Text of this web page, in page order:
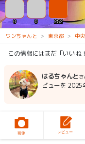
0 0 252
ワンちゃんと 東京都 中
この情報にはまだ「いいね
はるちゃんとさ
ビューを 2025
画像 レビュー